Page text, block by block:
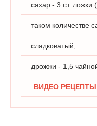
сахар - 3 ст.
таком количестве
сладковатый,
дрожжи - 1,5
ВИДЕО РЕЦЕПТЫ